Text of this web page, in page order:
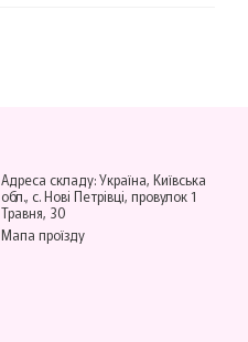
Адреса складу: Україна, Київська
обл., с. Нові Петрівці, провулок 1
Травня, 30
Мапа проїзду